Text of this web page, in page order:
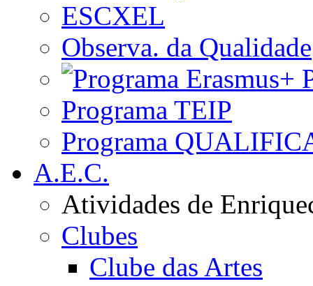
ESCXEL
Observa. da Qualidade
Programa TEIP
Programa
A.E.C.
Atividades de
Clubes
Clube das Artes